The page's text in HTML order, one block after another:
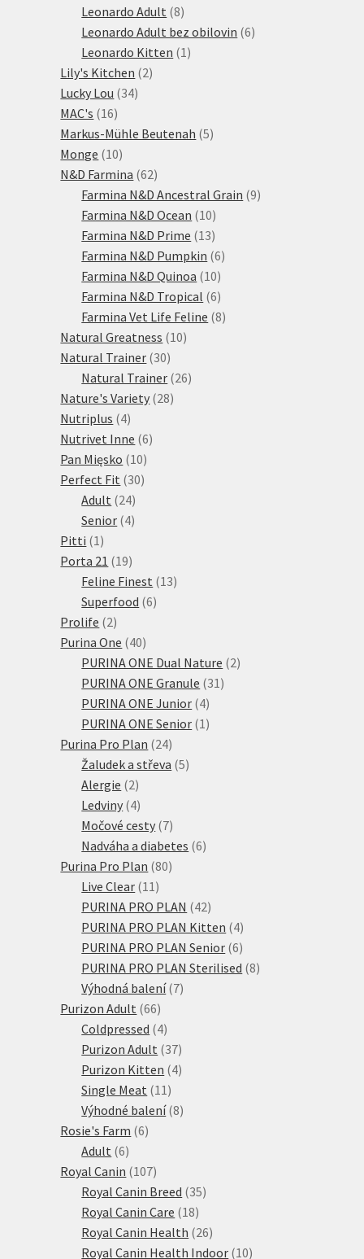
produktů
Leonardo Adult 88
produktů
Leonardo Adult bez obilovin 66
Leonardo Kitten 1 1
Lily's Kitchen 22
Lucky Lou 3434
MAC's 1616
produktů
Markus-Mühle Beutenah 55
Monge 1010
produktů
N&D Farmina 6262
produktů
Farmina N&D Ancestral Grain 99
Farmina N&D Ocean 1010
produktů
Farmina N&D Prime 1313
produktů
Farmina N&D Pumpkin 66
Farmina N&D Quinoa 1010
produktů
Farmina N&D Tropical 66
produktů
Farmina Vet Life Feline 88
Natural Greatness 1010
Natural Trainer 3030
produktů
Natural Trainer 2626
Nature's Variety 2828
Nutriplus 44
produkty
Nutrivet Inne 66
Pan Mięsko 1010
produktů
Perfect Fit 3030
Adult 2424
produktů
Senior 44
Pitti 1 1
produkt
Porta 21 1919
produktů
Feline Finest 1313
Superfood 66
Prolife 22
produkty
Purina One 4040
produktů
PURINA ONE Dual Nature 22
PURINA ONE Granule 31 31
PURINA ONE Junior 44
produkty
PURINA ONE Senior 1 1
Purina Pro Plan 2424
produktů
Žaludek a střeva 55
Alergie 22
produkty
Ledviny 44
produkty
Močové cesty 77
produktů
Nadváha a diabetes 66
Purina Pro Plan 8080
Live Clear 11 11
produktů
PURINA PRO PLAN 4242
produktů
PURINA PRO PLAN Kitten 44
produkty
PURINA PRO PLAN Senior 66
produktů
PURINA PRO PLAN Sterilised 88
Výhodná balení 77
Purizon Adult 6666
produktů
Coldpressed 44
produkty
Purizon Adult 3737
produktů
Purizon Kitten 44
Single Meat 11 11
produktů
Výhodné balení 88
Rosie's Farm 66
Adult 66
produktů
Royal Canin 107107
produktů
Royal Canin Breed 3535
Royal Canin Care 1818
produktů
Royal Canin Health 2626
produktů
Royal Canin Health Indoor 1010